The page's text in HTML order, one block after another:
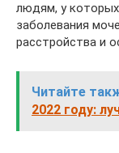
людям, у которых
заболевания
расстройства и
Читайте
2022 году: